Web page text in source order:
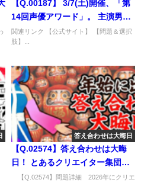
【Q.00187】 3/7(土)開催、「第
14回声優アワード」。 主演男優
賞を受賞するのは？
関連リンク 【公式サイト】 【問題＆選択
肢】...
答え合わせは大晦日
【Q.02574】答え合わせは大晦
日！ とあるクリエイター集団に
関する問題
【Q.02574】問題詳細 2026年にクリエ